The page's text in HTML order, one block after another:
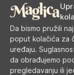
Da bismo pružili
poput kolačića za
uređaju.
da obrađujemo
pregledavanju ili
Utorak
Srijeda
Četvrtak